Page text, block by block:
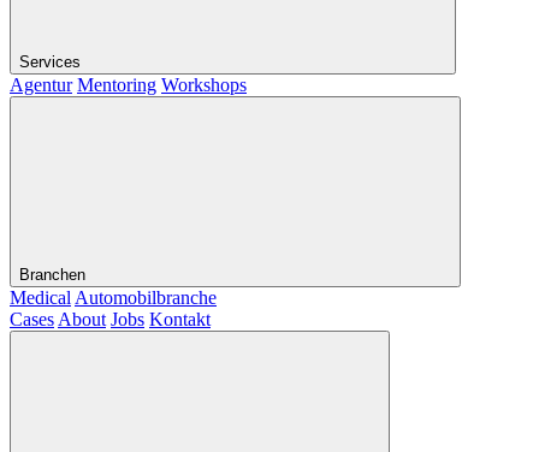
Services
Agentur Mentoring Workshops
Branchen
MedicalAutomobilbranche
CasesAbout Jobs Kontakt